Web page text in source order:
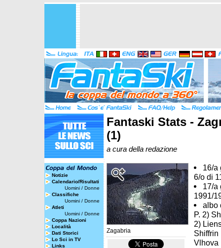
Notizie
Calendario/Risultati
Uomini / Donne
Classifiche
Uomini / Donne
Atleti
Uomini / Donne
Coppa Nazioni
Località
Dati Storici
Lo Sci in TV
Links
Fantaski Stats -
(1)
a cura della redazione
Zagabria
16/a
6/o di
17/a
1991/
albo
P. 2)
2)
Shiffrin
Vlhova